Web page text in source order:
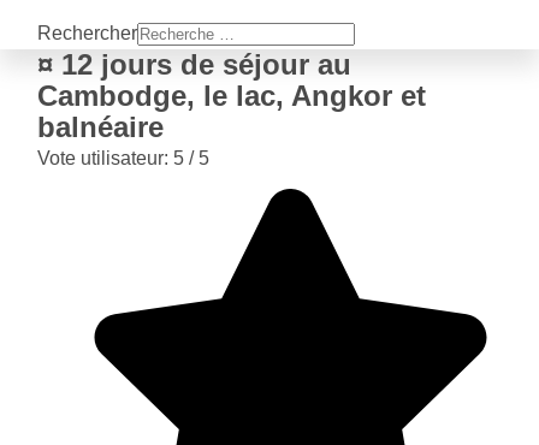
Rechercher
¤ 12 jours de séjour au
Cambodge, le lac, Angkor et
balnéaire
Vote utilisateur: 5 / 5